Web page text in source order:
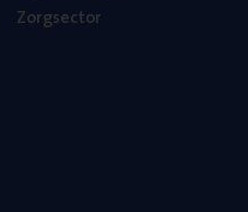
Zorg­sec­tor